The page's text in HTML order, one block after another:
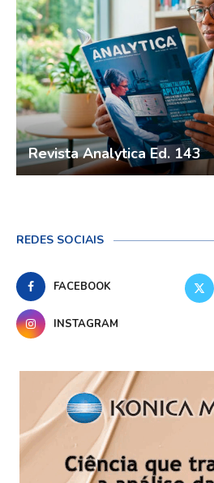
Revista Analytica Ed. 143
REDES SOCIAIS
FACEBOOK
INSTAGRAM